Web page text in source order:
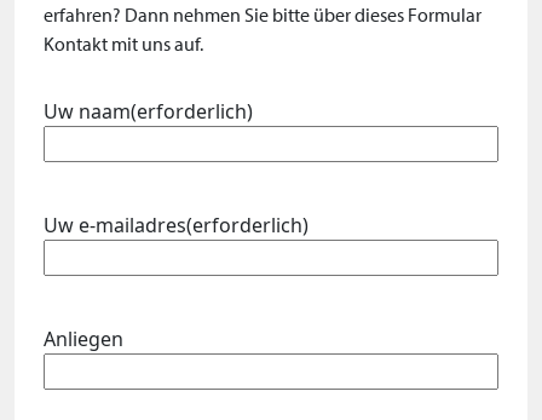
erfahren? Dann nehmen Sie bitte über dieses Formular
Kontakt mit uns auf.
Uw naam(erforderlich)
Uw e-mailadres(erforderlich)
Anliegen